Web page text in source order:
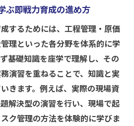
ぶ即戦力育成の進め方
するためには、工程管理・原価
理といった各分野を体系的に学
基礎知識を座学で理解し、その
演習を重ねることで、知識と実
きます。例えば、実際の現場資
解決型の演習を行い、現場で起
ク管理の方法を体験的に学びま